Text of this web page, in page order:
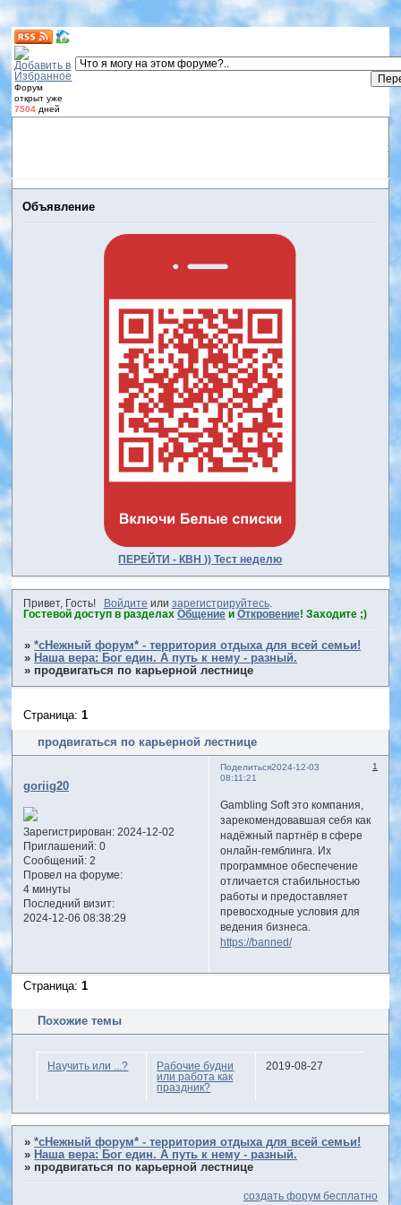
Форум
открыт уже
7504 дней
Объявление
ПЕРЕЙТИ - КВН )) Тест неделю
Привет, Гость! Войдите или зарегистрируйтесь.
Гостевой доступ в разделах Общениеи Откровение! Заходите ;)
»*сНежный форум* - территория отдыха для всей семьи!
» Наша вера: Бог един. А путь к нему - разный.
» продвигаться по карьерной лестнице
продвигаться по карьерной лестнице
Страница:1
Поделиться 1
2024-12-03
08:11:21
goriig20
Зарегистрирован: 2024-12-02
Приглашений:0
Сообщений:2
Провел на форуме:
4 минуты
Последний визит:
2024-12-06 08:38:29
Gambling Soft это компания,
зарекомендовавшая себя как
надёжный партнёр в сфере
онлайн-гемблинга. Их
программное обеспечение
отличается стабильностью
работы и предоставляет
превосходные условия для
ведения бизнеса.
https://banned/
Страница:1
Похожие темы
Научить или ...?
Рабочие будни
или работа как
праздник?
2019-08-27
»*сНежный форум* - территория отдыха для всей семьи!
» Наша вера: Бог един. А путь к нему - разный.
» продвигаться по карьерной лестнице
создать форум бесплатно